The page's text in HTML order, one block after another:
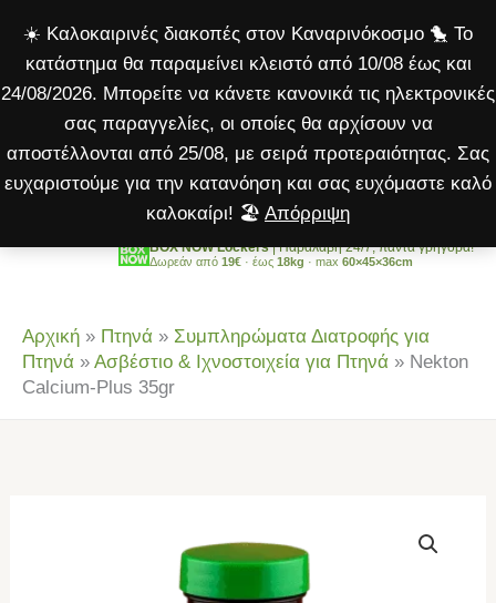
☀️ Καλοκαιρινές διακοπές στον Καναρινόκοσμο 🐤 Το
κατάστημα θα παραμείνει κλειστό από 10/08 έως και
24/08/2026. Μπορείτε να κάνετε κανονικά τις ηλεκτρονικές
σας παραγγελίες, οι οποίες θα αρχίσουν να
αποστέλλονται από 25/08, με σειρά προτεραιότητας. Σας
ευχαριστούμε για την κατανόηση και σας ευχόμαστε καλό
καλοκαίρι! 🏖️ Απόρριψη
στο
περιεχόμενο
BOX NOW Lockers| Παραλαβή 24/7, πάντα γρήγορα!
Δωρεάν από 19€ · έως 18kg · max 60×45×36cm
Αρχική » Πτηνά » Συμπληρώματα Διατροφής για
Πτηνά » Ασβέστιο & Ιχνοστοιχεία για Πτηνά » Nekton
Calcium-Plus 35gr
35gr
ποσότητα